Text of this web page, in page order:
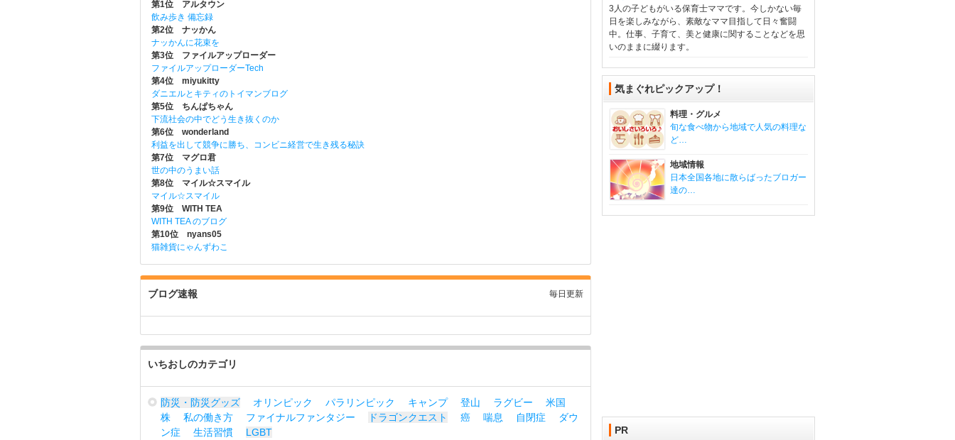
第1位 アルタウン
飲み歩き 備忘録
第2位 ナッかん
ナッかんに花束を
第3位 ファイルアップローダー
ファイルアップローダーTech
第4位 miyukitty
ダニエルとキティのトイマンブログ
第5位 ちんぱちゃん
下流社会の中でどう生き抜くのか
第6位 wonderland
利益を出して競争に勝ち、コンビニ経営で生き残る秘訣
第7位 マグロ君
世の中のうまい話
第8位 マイル☆スマイル
マイル☆スマイル
第9位 WITH TEA
WITH TEA のブログ
第10位 nyans05
猫雑貨にゃんずわこ
ブログ速報 毎日更新
いちおしのカテゴリ
防災・防災グッズ オリンピック パラリンピック キャンプ 登山 ラグビー
米国
株
私の働き方 ファイナルファンタジー ドラゴンクエスト 癌 喘息 自閉症
ダウ
ン症
生活習慣 LGBT
3人の子どもがいる保育士ママです。今しかない毎
日を楽しみながら、素敵なママ目指して日々奮闘
中。仕事、子育て、美と健康に関することなどを思
いのままに綴ります。
気まぐれピックアップ！
料理・グルメ
旬な食べ物から地域で人気の料理な
ど…
地域情報
日本全国各地に散らばったブロガー
達の…
PR